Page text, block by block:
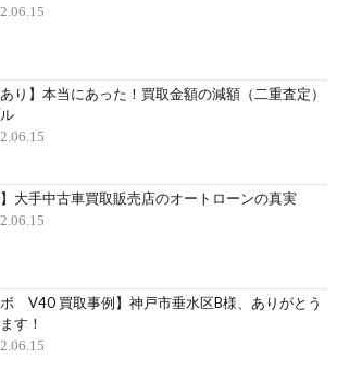
あり】本当にあった！買取金額の減額（二重査定）
】大手中古車買取販売店のオートローンの真実
ボ V40 買取事例】神戸市垂水区B様、ありがとう
す！